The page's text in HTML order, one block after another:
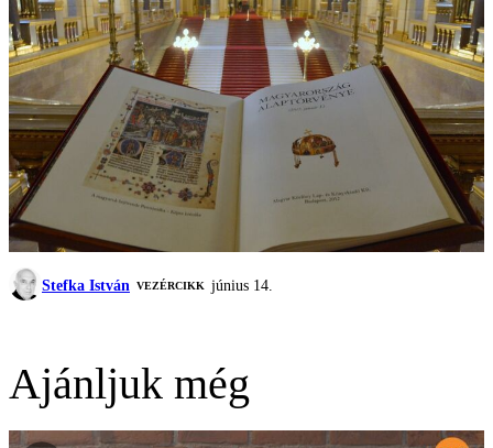
Stefka István VEZÉRCIKK június 14.
Ajánljuk még